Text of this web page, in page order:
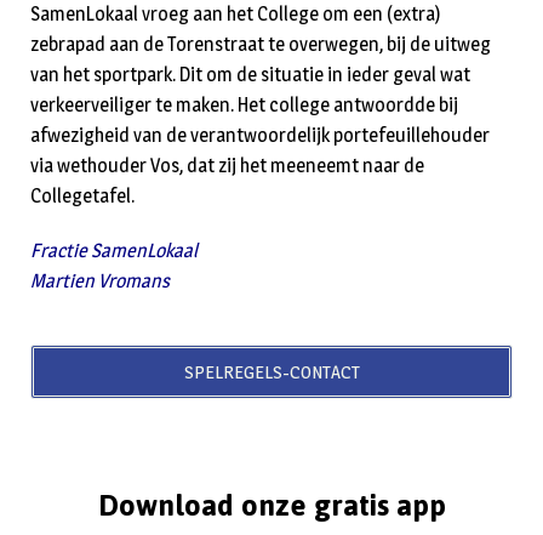
SamenLokaal vroeg aan het College om een (extra)
zebrapad aan de Torenstraat te overwegen, bij de uitweg
van het sportpark. Dit om de situatie in ieder geval wat
verkeerveiliger te maken. Het college antwoordde bij
afwezigheid van de verantwoordelijk portefeuillehouder
via wethouder Vos, dat zij het meeneemt naar de
Collegetafel.
Fractie SamenLokaal
Martien Vromans
SPELREGELS-CONTACT
Download onze gratis app